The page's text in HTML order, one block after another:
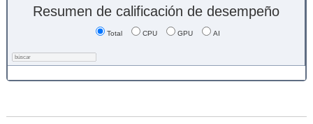
Resumen de calificación de desempeño
Total CPU GPU AI